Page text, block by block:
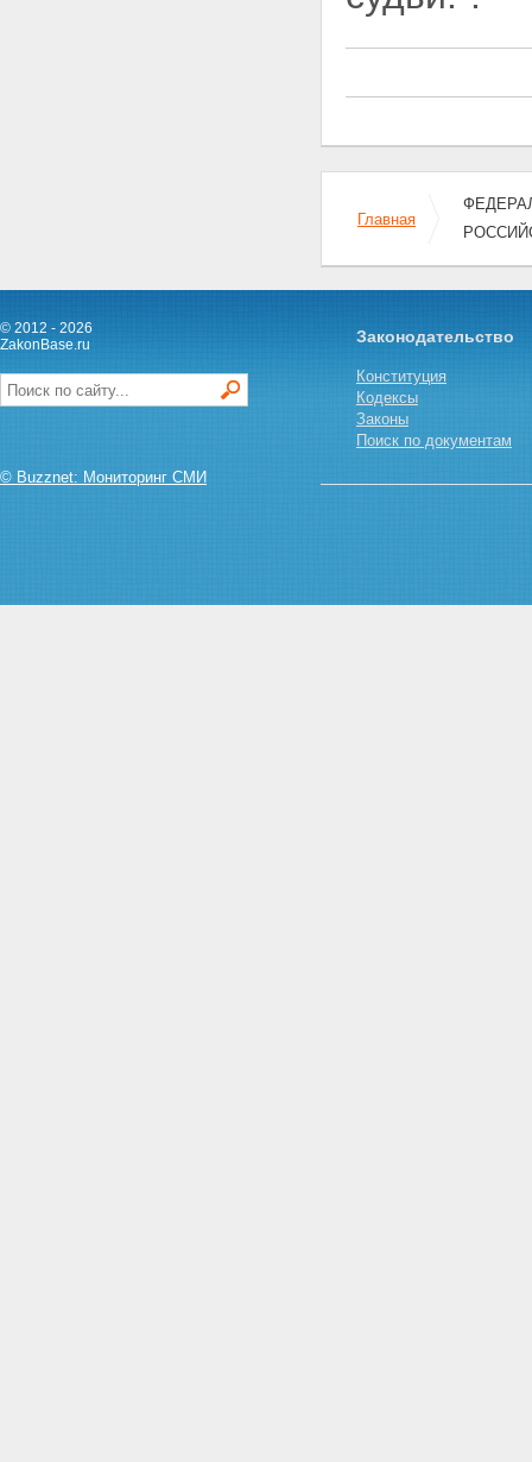
Главная
© 2012 - 2026
ZakonBase.ru
© Buzznet: Мониторинг СМИ
Законодательство
Конституция
Кодексы
Законы
Поиск по документам